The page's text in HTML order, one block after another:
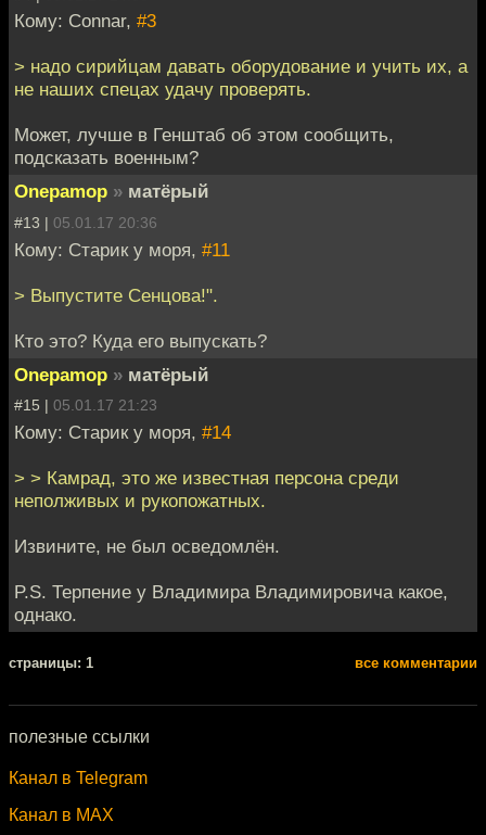
Кому: Connar, #3
> надо сирийцам давать оборудование и учить их, а
не наших спецах удачу проверять.
Может, лучше в Генштаб об этом сообщить,
подсказать военным?
Onepamop » матёрый
#13 | 05.01.17 20:36
Кому: Старик у моря, #11
> Выпустите Сенцова!".
Кто это? Куда его выпускать?
Onepamop » матёрый
#15 | 05.01.17 21:23
Кому: Старик у моря, #14
> > Камрад, это же известная персона среди
неполживых и рукопожатных.
Извините, не был осведомлён.
P.S. Терпение у Владимира Владимировича какое,
однако.
cтраницы: 1 все комментарии
полезные ссылки
Канал в Telegram
Канал в MAX